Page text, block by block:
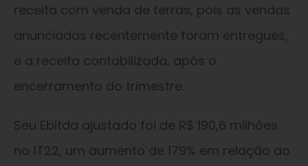
receita com venda de terras, pois as vendas
anunciadas recentemente foram entregues,
e a receita contabilizada, após o
encerramento do trimestre.
Seu Ebitda ajustado foi de R$ 190,6 milhões
no 1T22, um aumento de 179% em relação ao